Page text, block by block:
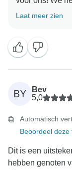
boeking en je
Laat meer zien
BY
Bev
5,0
Automatisch
Beoordeel deze
Dit is een
hebben genoten